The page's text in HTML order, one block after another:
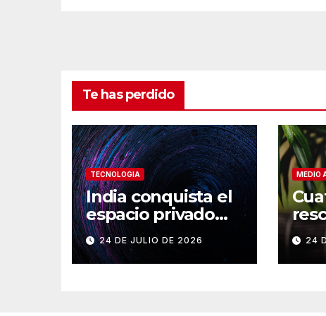
Te has perdido
TECNOLOGIA
India conquista el
espacio privado
con su cohete
Vikram-1
24 DE JULIO DE 2026
MEDIO
a
en24